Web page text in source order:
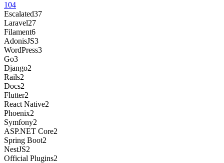
104
Escalated37
Laravel27
Filament6
AdonisJS3
WordPress3
Go3
Django2
Rails2
Docs2
Flutter2
React Native2
Phoenix2
Symfony2
ASP.NET Core2
Spring Boot2
NestJS2
Official Plugins2